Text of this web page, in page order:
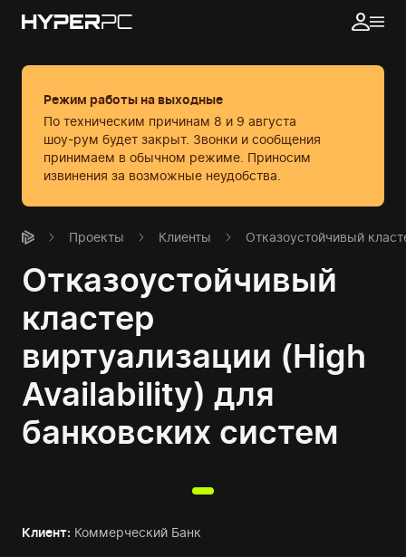
Режим работы на выходные
По техническим причинам 8 и 9 августа
шоу-рум будет закрыт. Звонки и сообщения
принимаем в обычном режиме. Приносим
извинения за возможные неудобства.
Проекты Клиенты Отказоустойчивый
Отказоустойчивый
кластер
виртуализации (High
Availability) для
банковских систем
Клиент: Коммерческий Банк